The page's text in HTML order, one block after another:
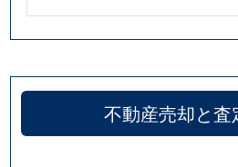
不動産売却と査